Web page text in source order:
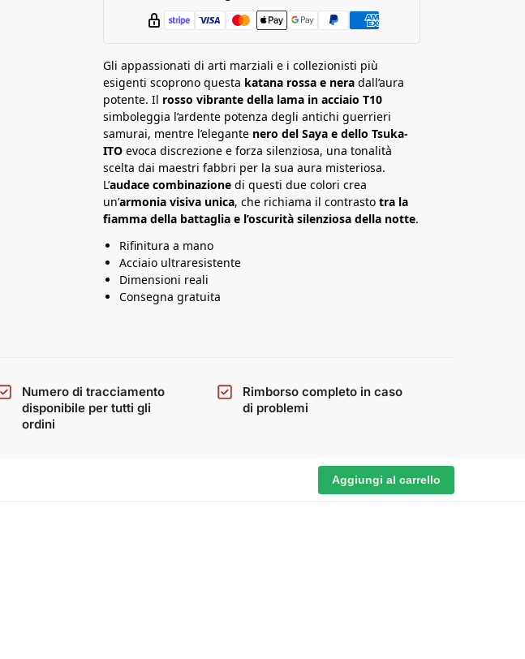
n
a
Gli appassionati di arti marziali e i collezionisti più
esigenti scoprono questa katana rossa e nera dall’aura
potente. Il rosso vibrante della lama in acciaio T10
simboleggia l’ardente potenza degli antichi guerrieri
samurai, mentre l’elegante nero del Saya e dello Tsuka-
ITO evoca discrezione e forza silenziosa, una tonalità
scelta dai maestri fabbri per la sua aura misteriosa.
L’audace combinazione di questi due colori crea
un’armonia visiva unica, che richiama il contrastotra la
fiamma della battaglia e l’oscurità silenziosa della notte.
Rifinitura a mano
Acciaio ultraresistente
Dimensioni reali
Consegna gratuita
Numero di tracciamento
disponibile per tutti gli
ordini
Rimborso completo in caso
di problemi
Aggiungi al carrello